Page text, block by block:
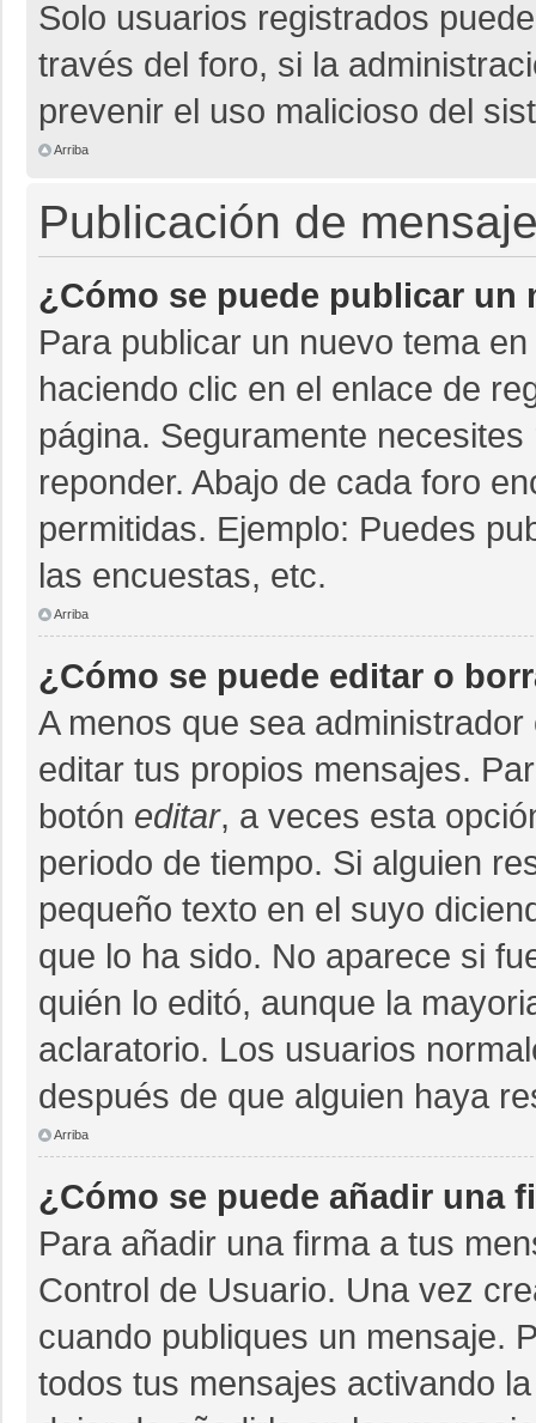
Solo usuarios registrados
través del foro, si la
prevenir el uso malicioso del
Arriba
Publicación de
¿Cómo se puede publicar un
Para publicar un nuevo tema
haciendo clic en el enlace de
página. Seguramente
reponder. Abajo de cada foro
permitidas. Ejemplo: Puedes
las encuestas, etc.
Arriba
¿Cómo se puede editar o
A menos que sea
editar tus propios mensajes.
botón editar, a veces esta
periodo de tiempo. Si alguien
pequeño texto en el suyo
que lo ha sido. No aparece si
quién lo editó, aunque la
aclaratorio. Los usuarios
después de que alguien haya
Arriba
¿Cómo se puede añadir una
Para añadir una firma a tus
Control de Usuario. Una vez
cuando publiques un mensaje.
todos tus mensajes activando